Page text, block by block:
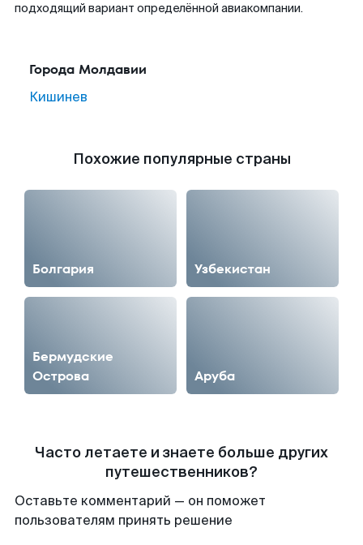
подходящий вариант определённой авиакомпании.
Города Молдавии
Кишинев
Похожие популярные страны
Болгария Узбекистан
Бермудские
Острова
Аруба
Часто летаете и знаете больше других
путешественников?
Оставьте комментарий — он поможет
пользователям принять решение